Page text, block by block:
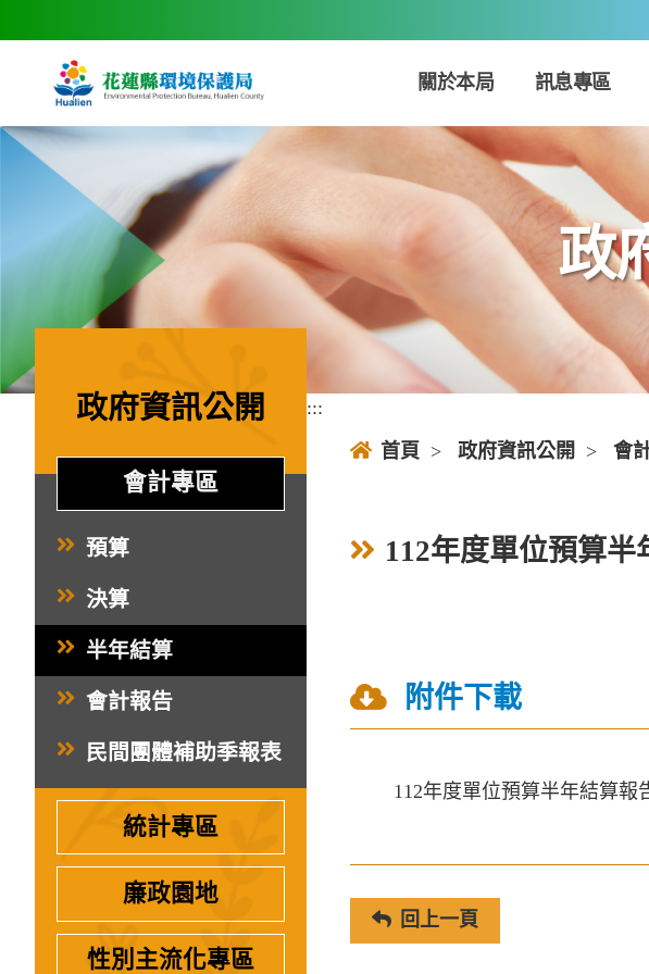
關於本局 訊息專區
政
政府資訊公開
會計專區
預算
決算
半年結算
會計報告
民間團體補助季報表
統計專區
廉政園地
性別主流化專區
:::
首頁 > 政府資訊公開 > 會
112年度單位預算半
附件下載
112年度單位預算半年結算報
回上一頁